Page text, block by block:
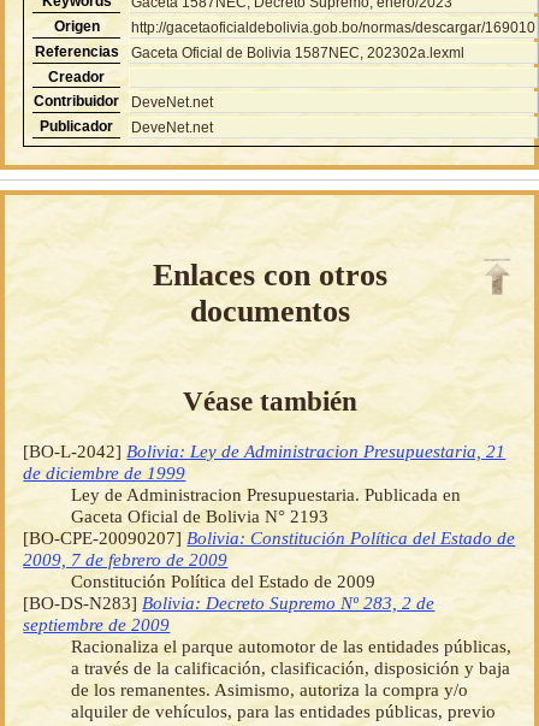
Origen
http://gacetaoficialdebolivia.gob.bo/normas/descargar/169010
Referencias
Gaceta Oficial de Bolivia 1587NEC, 202302a.lexml
Creador
Contribuidor
DeveNet.net
Publicador
DeveNet.net
Enlaces con otros
documentos
Véase también
[BO-L-2042] Bolivia: Ley de Administracion Presupuestaria, 21
de diciembre de 1999
Ley de Administracion Presupuestaria. Publicada en
Gaceta Oficial de Bolivia N° 2193
[BO-CPE-20090207] Bolivia: Constitución Política del Estado de
2009, 7 de febrero de 2009
Constitución Política del Estado de 2009
[BO-DS-N283] Bolivia: Decreto Supremo Nº 283, 2 de
septiembre de 2009
Racionaliza el parque automotor de las entidades públicas,
a través de la calificación, clasificación, disposición y baja
de los remanentes. Asimismo, autoriza la compra y/o
alquiler de vehículos, para las entidades públicas, previo